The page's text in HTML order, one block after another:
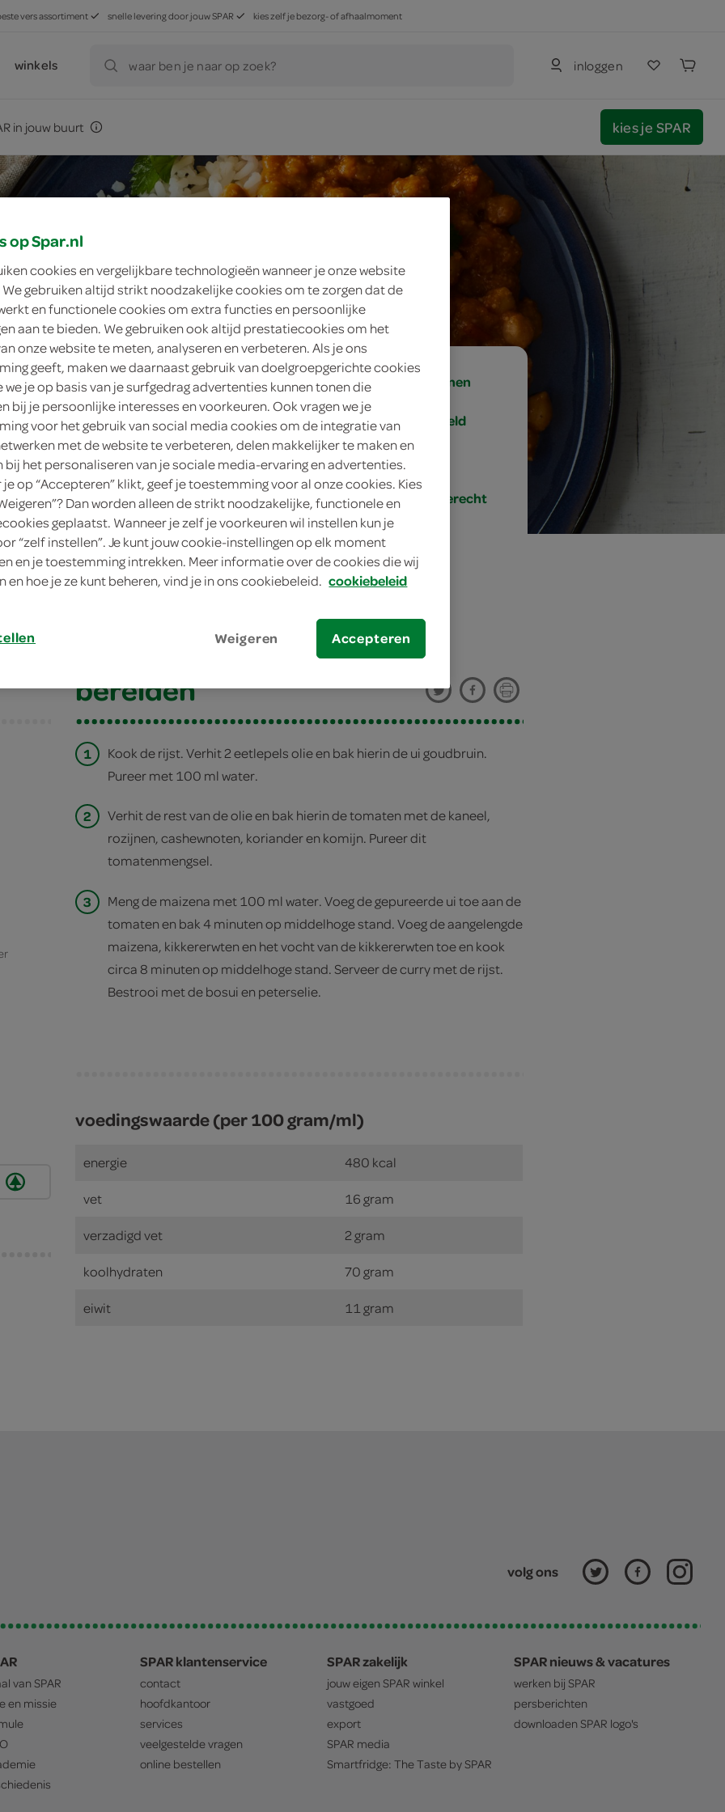
vers assortiment snelle levering door jouw SPAR kies zelf je bezorg- of afhaalmoment
winkels waar ben je naar op zoek? inloggen
in jouw buurt kies je SPAR
4 personen
gemiddeld
30 min.
hoofdgerecht
pasanda
pasanda
bereiden
1
Kook de rijst. Verhit 2 eetlepels olie en bak hierin de ui goudbruin.
Pureer met 100 ml water.
2
Verhit de rest van de olie en bak hierin de tomaten met de kaneel,
rozijnen, cashewnoten, koriander en komijn. Pureer dit
tomatenmengsel.
3
Meng de maizena met 100 ml water. Voeg de gepureerde ui toe aan de
tomaten en bak 4 minuten op middelhoge stand. Voeg de aangelengde
maizena, kikkererwten en het vocht van de kikkererwten toe en kook
circa 8 minuten op middelhoge stand. Serveer de curry met de rijst.
Bestrooi met de bosui en peterselie.
voedingswaarde (per 100 gram/ml)
energie 480 kcal
vet 16 gram
verzadigd vet 2 gram
koolhydraten 70 gram
eiwit 11 gram
volg ons
van SPAR
en missie
SPAR klantenservice
contact
hoofdkantoor
services
veelgestelde vragen
online bestellen
SPAR zakelijk
jouw eigen SPAR winkel
vastgoed
export
SPAR media
Smartfridge: The Taste bySPAR
SPAR nieuws & vacatures
werken bij SPAR
persberichten
downloaden SPAR logo's
op Spar.nl
cookies en vergelijkbare technologieën wanneer je onze website
gebruiken altijd strikt noodzakelijke cookies om te zorgen dat de
en functionele cookies om extra functies en persoonlijke
aan te bieden. We gebruiken ook altijd prestatiecookies om het
onze website te meten, analyseren en verbeteren. Als je ons
geeft, maken we daarnaast gebruik van doelgroepgerichte cookies
we je op basis van je surfgedrag advertenties kunnen tonen die
bij je persoonlijke interesses en voorkeuren. Ook vragen we je
voor het gebruik van social media cookies om de integratie van
met de website te verbeteren, delen makkelijker te maken en
bij het personaliseren van je sociale media-ervaring en advertenties.
je op “Accepteren” klikt, geef je toestemming voor al onze cookies. Kies
Dan worden alleen de strikt noodzakelijke, functionele en
geplaatst. Wanneer je zelf je voorkeuren wil instellen kun je
“zelf instellen”. Je kunt jouw cookie-instellingen op elk moment
en je toestemming intrekken. Meer informatie over de cookies die wij
en hoe je ze kunt beheren, vind je in ons cookiebeleid. cookiebeleid
Weigeren Accepteren